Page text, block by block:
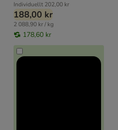
Individuellt 202,00 kr
188,00 kr
2 088,90 kr / kg
178,60 kr